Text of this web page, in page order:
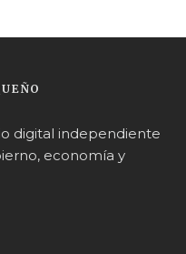
digital independiente
economía y